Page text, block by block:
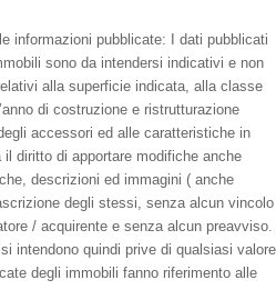
informazioni pubblicate: I dati pubblicati
sono da intendersi indicativi e non
alla superficie indicata, alla classe
di costruzione e ristrutturazione
accessori ed alle caratteristiche in
il diritto di apportare modifiche anche
descrizioni ed immagini ( anche
degli stessi, senza alcun vincolo
/ acquirente e senza alcun preavviso.
intendono quindi prive di qualsiasi valore
degli immobili fanno riferimento alle